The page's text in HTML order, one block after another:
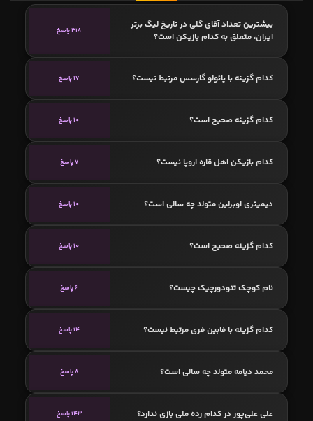
بیشترین تعداد آقای گلی در تاریخ لیگ برتر
ایران، متعلق به کدام بازیکن است؟
318 پاسخ
کدام گزینه با پائولو گارسس مرتبط نیست؟ 17 پاسخ
کدام گزینه صحیح است؟ 10 پاسخ
کدام بازیکن اهل قاره اروپا نیست؟ 7 پاسخ
دیمیتری اوبرلین متولد چه سالی است؟ 10 پاسخ
کدام گزینه صحیح است؟ 10 پاسخ
نام کوچک تئودورچیک چیست؟ 6 پاسخ
کدام گزینه با فابین فری مرتبط نیست؟ 14 پاسخ
محمد دیامه متولد چه سالی است؟ 8 پاسخ
علی علی‌پور در کدام رده ملی بازی ندارد؟ 143 پاسخ